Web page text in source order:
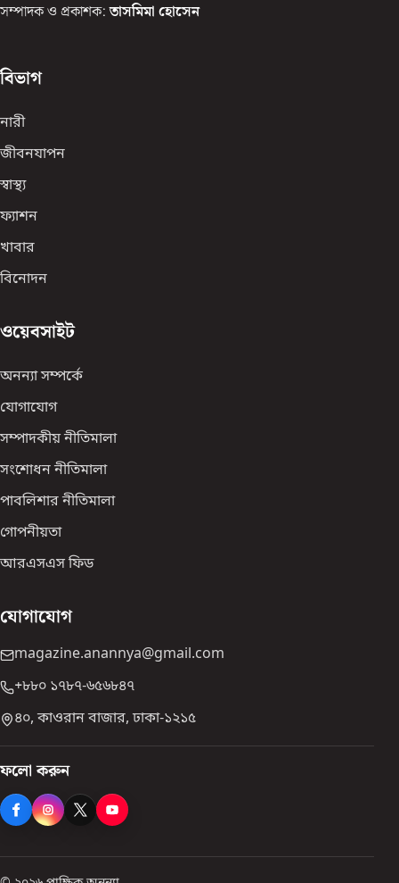
সম্পাদক ও প্রকাশক: তাসমিমা হোসেন
বিভাগ
নারী
জীবনযাপন
স্বাস্থ্য
ফ্যাশন
খাবার
বিনোদন
ওয়েবসাইট
অনন্যা সম্পর্কে
যোগাযোগ
সম্পাদকীয় নীতিমালা
সংশোধন নীতিমালা
পাবলিশার নীতিমালা
গোপনীয়তা
আরএসএস ফিড
যোগাযোগ
magazine.anannya@gmail.com
+৮৮০ ১৭৮৭-৬৫৬৮৪৭
৪০, কাওরান বাজার, ঢাকা-১২১৫
ফলো করুন